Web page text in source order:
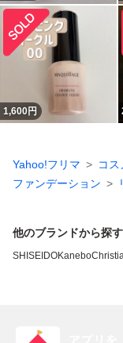
1,600円
Yahoo!フリマ コ
ファンデーション
他のブランドから探す
SHISEIDOKanebo